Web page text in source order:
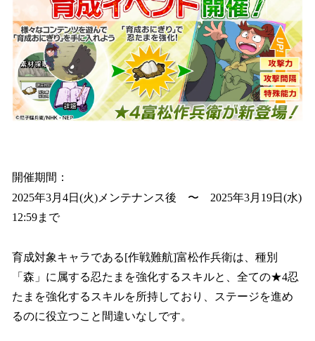
開催期間：
2025年3月4日(火)メンテナンス後 〜 2025年3月19日(水)
12:59まで
育成対象キャラである[作戦難航]富松作兵衛は、種別
「森」に属する忍たまを強化するスキルと、全ての★4忍
たまを強化するスキルを所持しており、ステージを進め
るのに役立つこと間違いなしです。